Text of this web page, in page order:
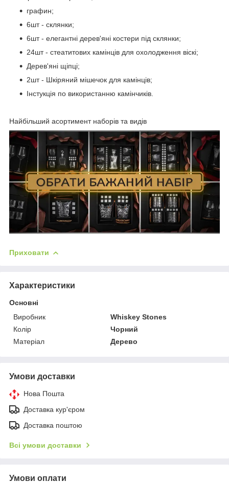
графин;
6шт - склянки;
6шт - елегантні дерев'яні костери під склянки;
24шт - стеатитових камінців для охолодження віскі;
Дерев'яні щіпці;
2шт - Шкіряний мішечок для камінців;
Інстукція по використанню камінчиків.
Найбільший асортимент наборів та видів
Приховати
Характеристики
Основні
Виробник
Whiskey Stones
Колір
Чорний
Матеріал
Дерево
Умови доставки
Нова Пошта
Доставка кур'єром
Доставка поштою
Всі умови доставки
Умови оплати